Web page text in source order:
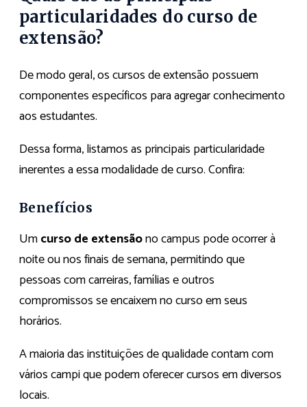
particularidades do curso de
extensão?
De modo geral, os cursos de extensão possuem
componentes específicos para agregar conhecimento
aos estudantes.
Dessa forma, listamos as principais particularidade
inerentes a essa modalidade de curso. Confira:
Benefícios
Umcurso de extensãono campus pode ocorrer à
noite ou nos finais de semana, permitindo que
pessoas com carreiras, famílias e outros
compromissos se encaixem no curso em seus
horários.
A maioria das instituições de qualidade contam com
vários campi que podem oferecer cursos em diversos
locais.